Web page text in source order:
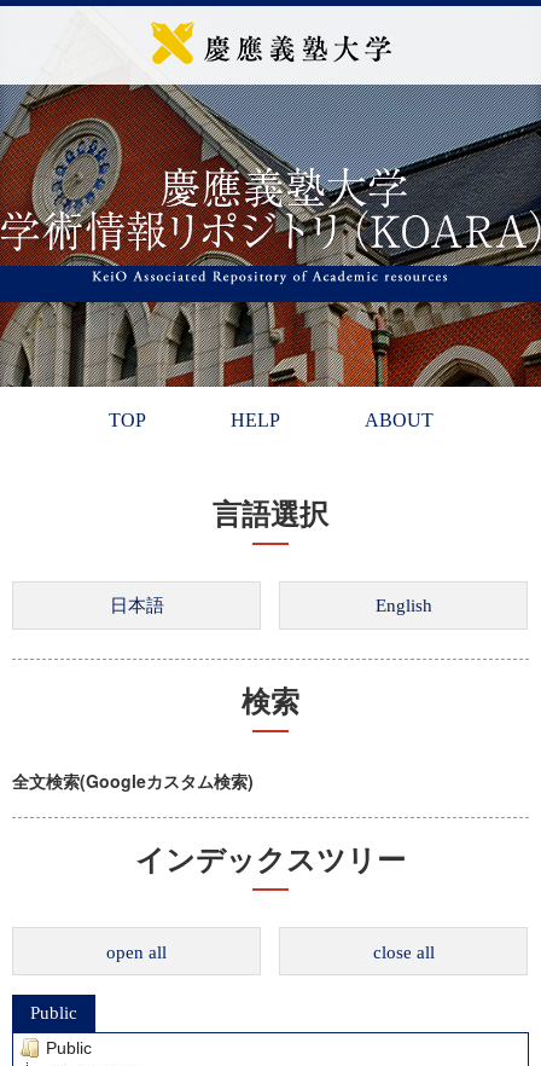
TOP HELP ABOUT
言語選択
検索
全文検索(Googleカスタム検索)
インデックスツリー
open all close all
Public
Public